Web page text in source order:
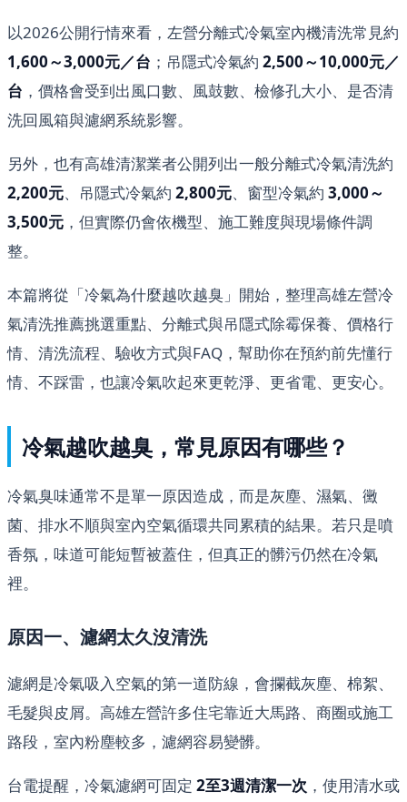
以2026公開行情來看，左營分離式冷氣室內機清洗常見約
1,600～3,000元／台 ；吊隱式冷氣約 2,500～10,000元／
台 ，價格會受到出風口數、風鼓數、檢修孔大小、是否清
洗回風箱與濾網系統影響。
另外，也有高雄清潔業者公開列出一般分離式冷氣清洗約
2,200元、吊隱式冷氣約 2,800元、窗型冷氣約 3,000～
3,500元 ，但實際仍會依機型、施工難度與現場條件調
整。
本篇將從「冷氣為什麼越吹越臭」開始，整理高雄左營冷
氣清洗推薦挑選重點、分離式與吊隱式除霉保養、價格行
情、清洗流程、驗收方式與FAQ，幫助你在預約前先懂行
情、不踩雷，也讓冷氣吹起來更乾淨、更省電、更安心。
冷氣越吹越臭，常見原因有哪些？
冷氣臭味通常不是單一原因造成，而是灰塵、濕氣、黴
菌、排水不順與室內空氣循環共同累積的結果。若只是噴
香氛，味道可能短暫被蓋住，但真正的髒污仍然在冷氣
裡。
原因一、濾網太久沒清洗
濾網是冷氣吸入空氣的第一道防線，會攔截灰塵、棉絮、
毛髮與皮屑。高雄左營許多住宅靠近大馬路、商圈或施工
路段，室內粉塵較多，濾網容易變髒。
台電提醒，冷氣濾網可固定 2至3週清潔一次 ，使用清水或